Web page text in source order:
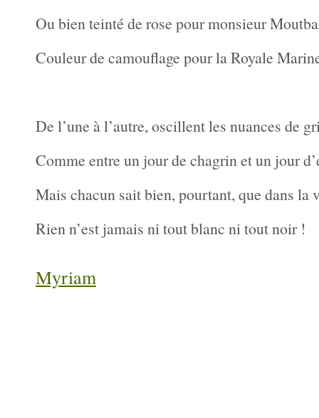
Ou bien teinté de rose pour monsieur
Couleur de camouflage pour la Royale
De l’une à l’autre, oscillent les nuances de
Comme entre un jour de chagrin et un jour
Mais chacun sait bien, pourtant, que dans la
Rien n’est jamais ni tout blanc ni tout noir !
Myriam